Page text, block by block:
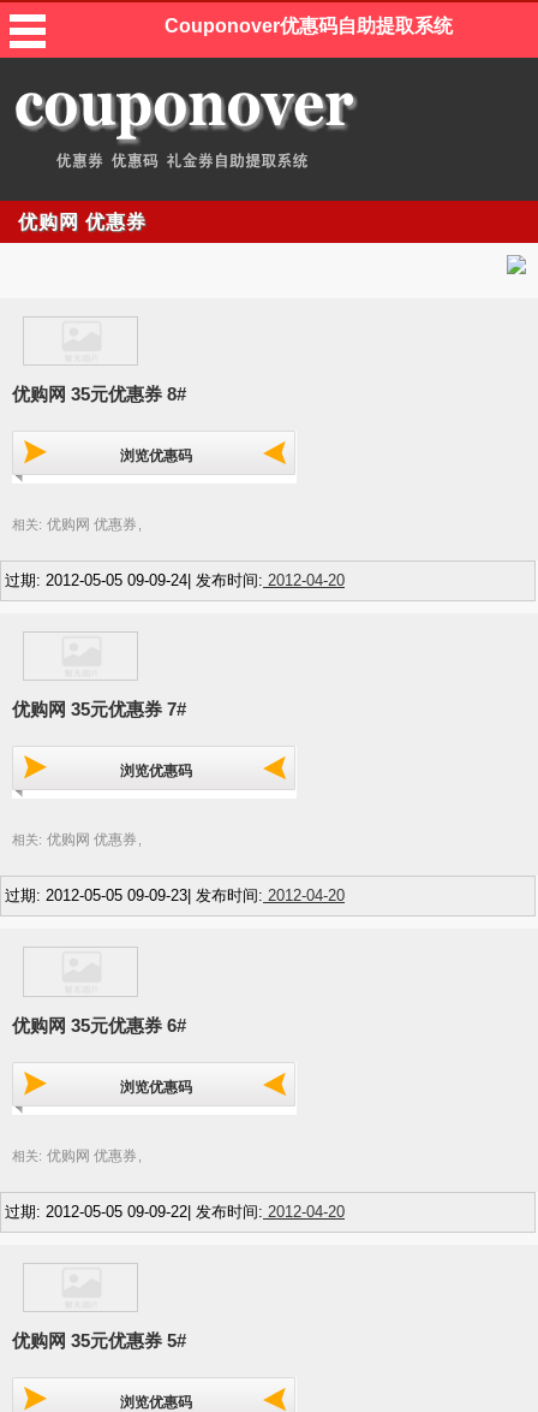
Couponover优惠码自助提取系统
优购网 优惠券
优购网 35元优惠券 8#
浏览优惠码
相关: 优购网 优惠券
过期: 2012-05-05 09-09-24| 发布时间: 2012-04-20
优购网 35元优惠券 7#
浏览优惠码
相关: 优购网 优惠券 ,
过期: 2012-05-05 09-09-23| 发布时间: 2012-04-20
优购网 35元优惠券 6#
浏览优惠码
相关: 优购网 优惠券
过期: 2012-05-05 09-09-22| 发布时间: 2012-04-20
优购网 35元优惠券 5#
浏览优惠码